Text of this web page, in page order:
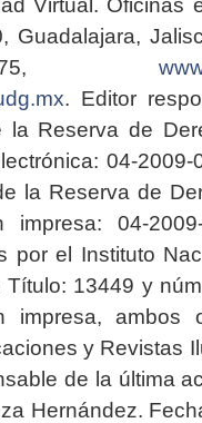
Guadalajara,
. Editor
la Reserva de
04-2009-
la Reserva de
04-2009-
por el Instituto
13449 y
impresa, ambos
y Revistas
de la última
Hernández.